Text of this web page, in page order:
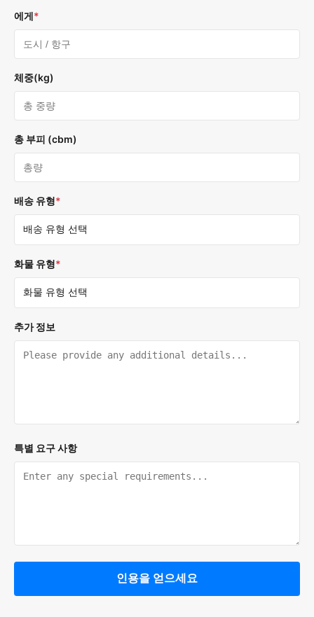
에게*
체중(kg)
총 부피 (cbm)
배송 유형*
화물 유형*
추가 정보
특별 요구 사항
인용을 얻으세요